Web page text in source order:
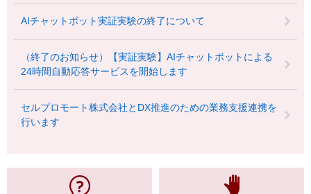
AIチャットボット実証実験の終了について
（終了のお知らせ）【実証実験】AIチャットボットによる
24時間自動応答サービスを開始します
セルプロモート株式会社とDX推進のための業務支援連携を
行います